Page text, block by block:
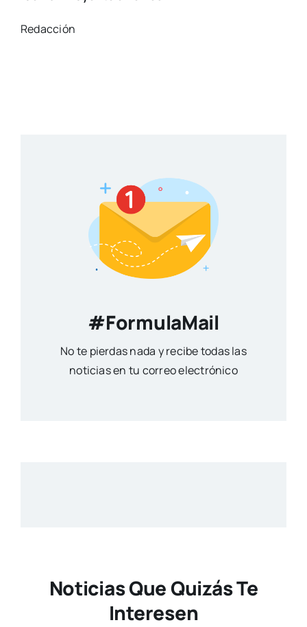
Redacción
#FormulaMail
No te pierdas nada y recibe todas las
noticias en tu correo electrónico
Noticias Que Quizás Te
Interesen